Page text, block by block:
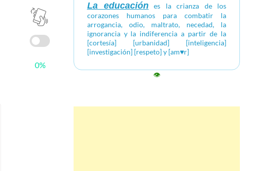
0%
La educación es la crianza de los
corazones humanos para combatir la
arrogancia, odio, maltrato, necedad, la
ignorancia y la indiferencia a partir de la
[cortesía] [urbanidad] [inteligencia]
[investigación] [respeto] y [am♥r]
👁